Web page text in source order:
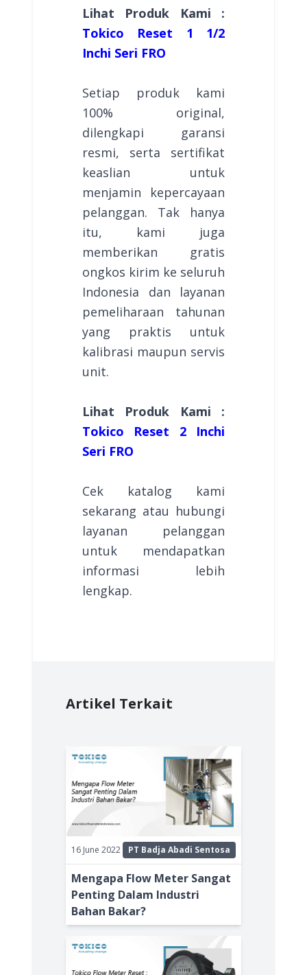
Lihat Produk Kami :
Tokico Reset 1 1/2
Inchi Seri FRO
Setiap produk kami
100% original,
dilengkapi garansi
resmi, serta sertifikat
keaslian untuk
menjamin kepercayaan
pelanggan. Tak hanya
itu, kami juga
memberikan gratis
ongkos kirim ke seluruh
Indonesia dan layanan
pemeliharaan tahunan
yang praktis untuk
kalibrasi maupun servis
unit.
Lihat Produk Kami :
Tokico Reset 2 Inchi
Seri FRO
Cek katalog kami
sekarang atau hubungi
layanan pelanggan
untuk mendapatkan
informasi lebih
lengkap.
Artikel Terkait
16 June 2022 PT Badja Abadi Sentosa
Mengapa Flow Meter Sangat
Penting Dalam Industri
Bahan Bakar?